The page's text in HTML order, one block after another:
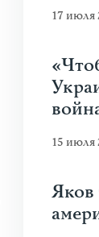
17 июля
15 июля